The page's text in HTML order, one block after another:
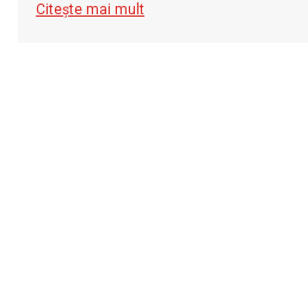
Citește mai mult